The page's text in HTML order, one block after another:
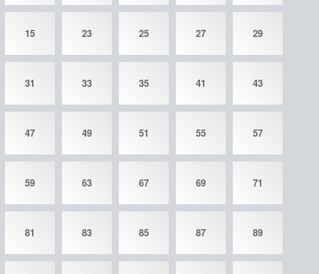
15 23 25 27 29
31 33 35 41 43
47 49 51 55 57
59 63 67 69 71
81 83 85 87 89